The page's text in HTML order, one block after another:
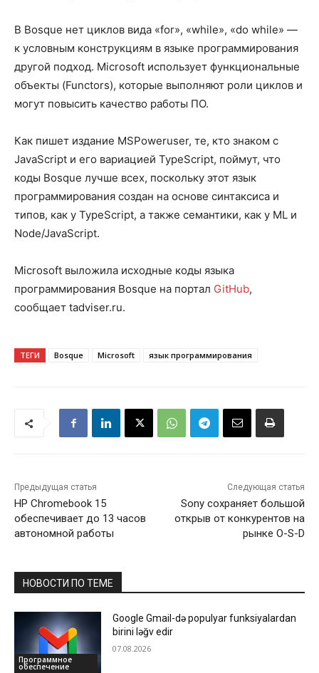
В Bosque нет циклов вида «for», «while», «do while» —
к условным конструкциям в языке программирования
другой подход. Microsoft использует функциональные
объекты (Functors), которые выполняют роли циклов и
могут повысить качество работы ПО.
Как пишет издание MSPoweruser, те, кто знаком с
JavaScript и его вариацией TypeScript, поймут, что
коды Bosque лучше всех, поскольку этот язык
программирования создан на основе синтаксиса и
типов, как у TypeScript, а также семантики, как у ML и
Node/JavaScript.
Microsoft выложила исходные коды языка
программирования Bosque на портал GitHub,
сообщает tadviser.ru.
ТЕГИ Bosque Microsoft язык программирования
Предыдущая статья
HP Chromebook 15
обеспечивает до 13 часов
автономной работы
Следующая статья
Sony сохраняет большой
открыв от конкурентов на
рынке O-S-D
НОВОСТИ ПО ТЕМЕ
Программное
обеспечение
Google Gmail-də populyar funksiyalardan
birini ləğv edir
07.08.2026